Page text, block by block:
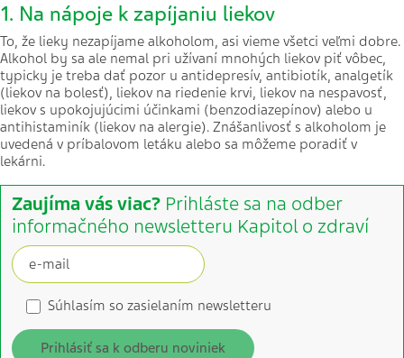
1. Na nápoje k zapíjaniu liekov
To, že lieky nezapíjame alkoholom, asi vieme všetci veľmi dobre.
Alkohol by sa ale nemal pri užívaní mnohých liekov piť vôbec,
typicky je treba dať pozor u antidepresív, antibiotík, analgetík
(liekov na bolesť), liekov na riedenie krvi, liekov na nespavosť,
liekov s upokojujúcimi účinkami (benzodiazepínov) alebo u
antihistaminík (liekov na alergie). Znášanlivosť s alkoholom je
uvedená v príbalovom letáku alebo sa môžeme poradiť v
lekárni.
Zaujíma vás viac? Prihláste sa na odber
informačného newsletteru Kapitol o zdraví
Súhlasím so zasielaním newsletteru
Prihlásiť sa k odberu noviniek